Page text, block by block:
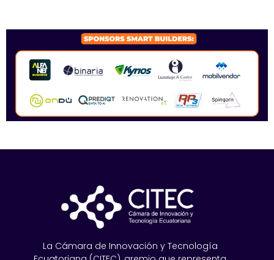
La Cámara de Innovación y Tecnología